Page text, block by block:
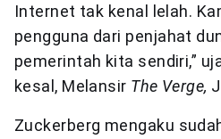
Internet tak kenal lelah.
pengguna dari penjahat
pemerintah kita sendiri,”
kesal, Melansir The Verge,
Zuckerberg mengaku